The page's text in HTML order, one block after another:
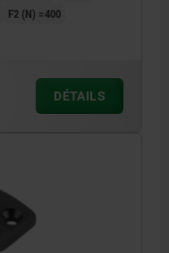
F2 (N) =400
DÉTAILS